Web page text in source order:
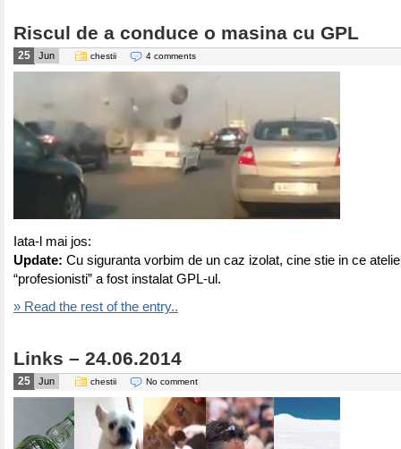
Riscul de a conduce o masina cu GPL
25 Jun chestii 4 comments
Iata-l mai jos:
Update: Cu siguranta vorbim de un caz izolat, cine stie in ce
“profesionisti” a fost instalat GPL-ul.
» Read the rest of the entry..
Links – 24.06.2014
25 Jun chestii No comment